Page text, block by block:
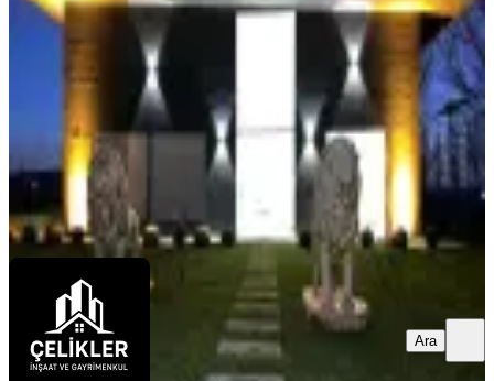
Çatalca, Çakıl Mahallesi
4+2
250.000 ₺
Çelikler İnşaat Gayrimenkul Uğurcan Çelik
Ara
Ara